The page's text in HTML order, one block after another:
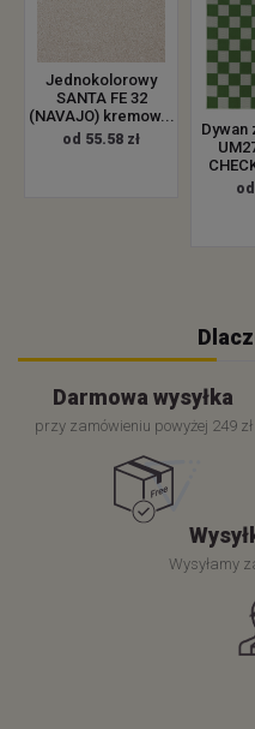
Jednokolorowy
SANTA FE 32
(NAVAJO) kremow...
od 55.58 zł
Dywan
Darmowa wysyłka
przy zamówieniu powyżej 249 zł
Wysyłamy